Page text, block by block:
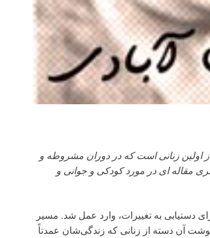
اولین زنانی است که در دوران مشروطه و
مقاله ای در مورد کودکی و جوانی و
دستیابی به تغییرات، وارد عمل شد. مسیر
آن دسته از زنانی که زندگی‌شان عمدتاً